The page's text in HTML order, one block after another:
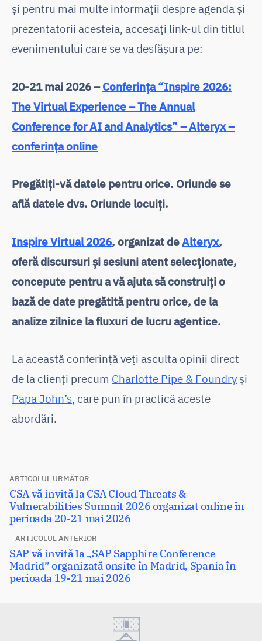
și pentru mai multe informații despre agenda și
prezentatorii acesteia, accesați link-ul din titlul
evenimentului care se va desfășura pe:
20-21 mai 2026 –Conferința “Inspire 2026:
The Virtual Experience – The Annual
Conference for AI and Analytics” – Alteryx –
conferința online
Pregătiți-vă datele pentru orice. Oriunde se
află datele dvs. Oriunde locuiți.
Inspire Virtual 2026, organizat deAlteryx,
oferă discursuri și sesiuni atent selecționate,
concepute pentru a vă ajuta să construiți o
bază de date pregătită pentru orice, de la
analize zilnice la fluxuri de lucru agentice.
La această conferință veți asculta opinii direct
de la clienți precum Charlotte Pipe & Foundry și
Papa John’s, care pun în practică aceste
abordări.
Navigare
în
articole
ARTICOLUL ANTERIOR
Articolul
anterior:
SAP vă invită la „SAP Sapphire Conference
Madrid” organizată onsite în Madrid, Spania în
perioada 19-21 mai 2026
ARTICOLUL URMĂTOR
Articolul
următor:
CSA vă invită la CSA Cloud Threats &
Vulnerabilities Summit 2026 organizat online în
perioada 20-21 mai 2026